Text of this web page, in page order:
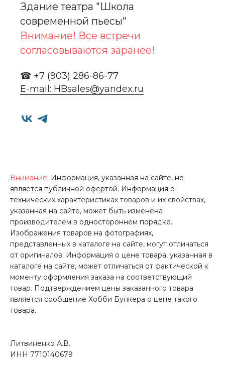
Здание театра "Школа
современной пьесы"
Внимание! Все встречи
согласовываются заранее!
☎ +7 (903) 286-86-77
E-mail: HBsales@yandex.ru
Внимание! Информация, указанная на сайте, не
является публичной офертой. Информация о
технических характеристиках товаров и их свойствах,
указанная на сайте, может быть изменена
производителем в одностороннем порядке.
Изображения товаров на фотографиях,
представленных в каталоге на сайте, могут отличаться
от оригиналов. Информация о цене товара, указанная в
каталоге на сайте, может отличаться от фактической к
моменту оформления заказа на соответствующий
товар. Подтверждением цены заказанного товара
является сообщение Хобби Бункера о цене такого
товара.
Литвиненко А.В.
ИНН 7710140679